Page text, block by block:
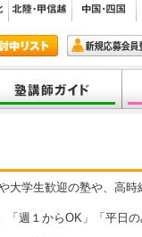
大学生歓迎の塾や、高
週１からOK」「平日